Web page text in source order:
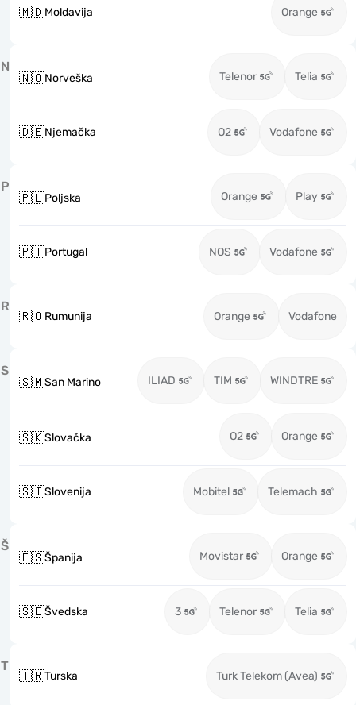
🇲🇩Moldavija Orange
N
🇳🇴Norveška Telenor Telia
🇩🇪Njemačka O2 Vodafone
P
🇵🇱Poljska Orange Play
🇵🇹Portugal NOS Vodafone
R
🇷🇴Rumunija Orange Vodafone
S
🇸🇲San Marino ILIAD TIM WINDTRE
🇸🇰Slovačka O2 Orange
🇸🇮Slovenija Mobitel Telemach
Š
🇪🇸Španija Movistar Orange
🇸🇪Švedska 3 Telenor Telia
T
🇹🇷Turska Turk Telekom (Avea)